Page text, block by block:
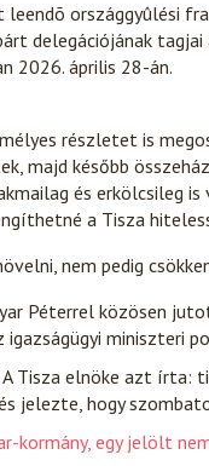
leendõ országgyûlési
delegációjának
2026. április 28-án.
részletet is
majd később
és
a Tisza
nem pedig
Péterrel közösen
miniszteri
Tisza elnöke azt
jelezte, hogy
kormány, egy jelölt